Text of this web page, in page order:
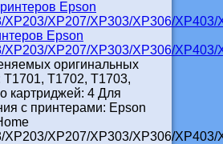
Epson
XP203/XP207/XP303/XP306/XP403/
оригинальных
T1701, T1702, T1703,
картриджей: 4 Для
с принтерами: Epson
XP203/XP207/XP303/XP306/XP403/